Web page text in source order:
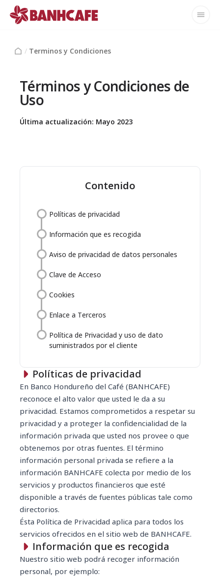
/ Terminos y Condiciones
Términos y Condiciones de
Uso
Última actualización: Mayo 2023
Contenido
Políticas de privacidad
Información que es recogida
Aviso de privacidad de datos personales
Clave de Acceso
Cookies
Enlace a Terceros
Política de Privacidad y uso de dato
suministrados por el cliente
Políticas de privacidad
En Banco Hondureño del Café (BANHCAFE)
reconoce el alto valor que usted le da a su
privacidad. Estamos comprometidos a respetar su
privacidad y a proteger la confidencialidad de la
información privada que usted nos provee o que
obtenemos por otras fuentes. El término
información personal privada se refiere a la
información BANHCAFE colecta por medio de los
servicios y productos financieros que esté
disponible a través de fuentes públicas tale como
directorios.
Ésta Política de Privacidad aplica para todos los
servicios ofrecidos en el sitio web de BANHCAFE.
Información que es recogida
Nuestro sitio web podrá recoger información
personal, por ejemplo: